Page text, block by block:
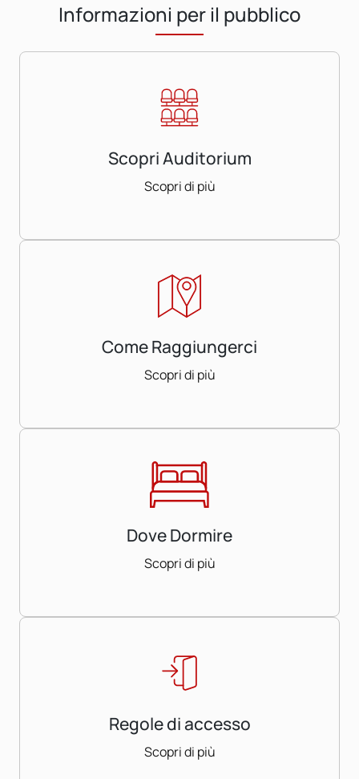
Informazioni per il pubblico
Scopri Auditorium
Scopri di più
Come Raggiungerci
Scopri di più
Dove Dormire
Scopri di più
Regole di accesso
Scopri di più